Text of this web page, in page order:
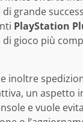
grande
PlayStation
di gioco più
inoltre
un aspetto
e vuole